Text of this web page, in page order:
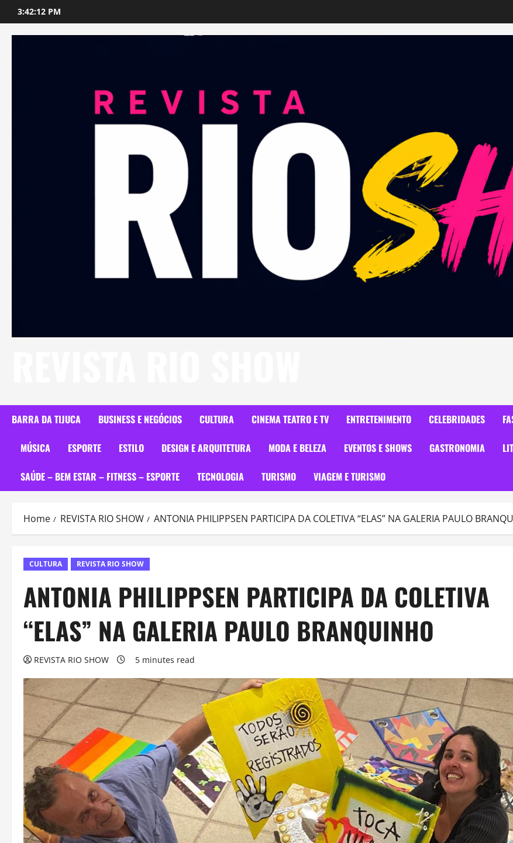
to
content
3:42:13 PM
BARRA DA TIJUCA BUSINESS E NEGÓCIOS CULTURA CINEMA TEATRO E TV ENTRETENIMENTO CELEBRIDADES
MÚSICA ESPORTE ESTILO DESIGN E ARQUITETURA MODA E BELEZA EVENTOS E SHOWS GASTRONOMIA
SAÚDE – BEM ESTAR – FITNESS – ESPORTE TECNOLOGIA TURISMO VIAGEM E TURISMO
Home REVISTA RIO SHOW ANTONIA PHILIPPSEN PARTICIPA DA COLETIVA “ELAS” NA GALERIA PAULO
CULTURA REVISTA RIO SHOW
ANTONIA PHILIPPSEN PARTICIPA DA COLETIVA
“ELAS” NA GALERIA PAULO BRANQUINHO
REVISTA RIO SHOW 5 minutes read